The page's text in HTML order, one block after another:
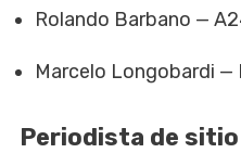
Rolando Barbano —
Marcelo Longobardi —
Periodista de